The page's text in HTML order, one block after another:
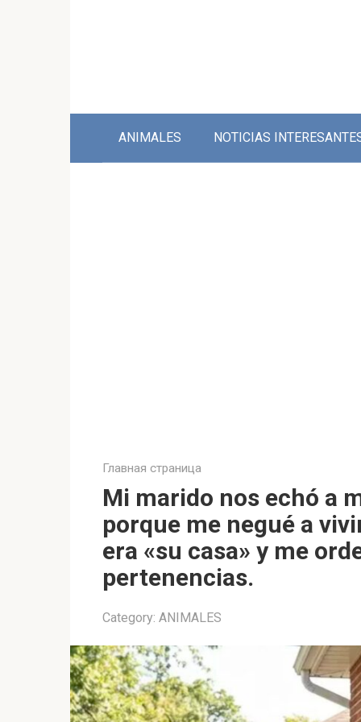
ANIMALES NOTICIAS
Главная страница
Mi marido nos echó a
porque me negué a
era «su casa» y me
pertenencias.
Category: ANIMALES